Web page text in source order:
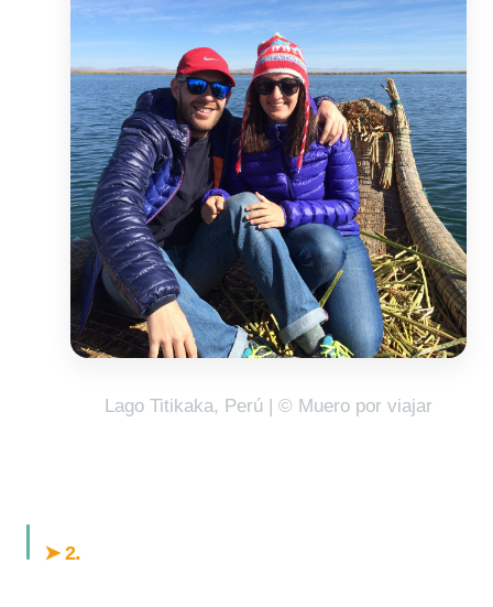
Lago Titikaka, Perú | © Muero por viajar
➤ 2.